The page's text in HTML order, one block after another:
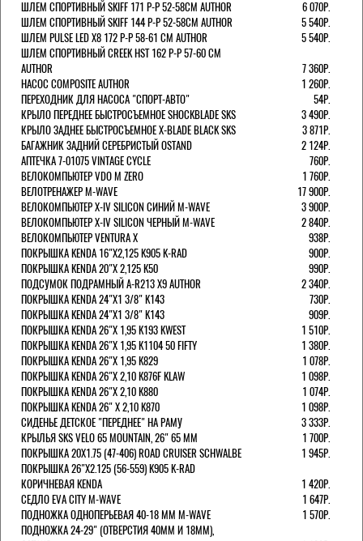
ШЛЕМ СПОРТИВНЫЙ SKIFF 171 Р-Р 52-58СМ AUTHOR
6 070Р.
ШЛЕМ СПОРТИВНЫЙ SKIFF 144 Р-Р 52-58СМ AUTHOR
5 540Р.
ШЛЕМ PULSE LED X8 172 Р-Р 58-61 СМ AUTHOR
5 540Р.
ШЛЕМ СПОРТИВНЫЙ CREEK HST 162 Р-Р 57-60 СМ
AUTHOR
7 360Р.
НАСОС COMPOSITE AUTHOR
1 260Р.
ПЕРЕХОДНИК ДЛЯ НАСОСА "СПОРТ-АВТО"
54Р.
КРЫЛО ПЕРЕДНЕЕ БЫСТРОСЪЕМНОЕ SHOCKBLADE SKS
3 490Р.
КРЫЛО ЗАДНЕЕ БЫСТРОСЪЕМНОЕ X-BLADE BLACK SKS
3 871Р.
БАГАЖНИК ЗАДНИЙ СЕРЕБРИСТЫЙ OSTAND
2 124Р.
АПТЕЧКА 7-01075 VINTAGE CYCLE
760Р.
ВЕЛОКОМПЬЮТЕР VDO M ZERO
1 760Р.
ВЕЛОТРЕНАЖЕР M-WAVE
17 900Р.
ВЕЛОКОМПЬЮТЕР X-IV SILICON СИНИЙ M-WAVE
3 900Р.
ВЕЛОКОМПЬЮТЕР X-IV SILICON ЧЕРНЫЙ M-WAVE
2 840Р.
ВЕЛОКОМПЬЮТЕР VENTURA Х
938Р.
ПОКРЫШКА KENDA 16"Х2,125 K905 K-RAD
900Р.
ПОКРЫШКА KENDA 20"Х 2,125 K50
990Р.
ПОДСУМОК ПОДРАМНЫЙ A-R213 X9 AUTHOR
2 340Р.
ПОКРЫШКА KENDA 24"Х1 3/8" K143
730Р.
ПОКРЫШКА KENDA 24"Х1 3/8" K143
909Р.
ПОКРЫШКА KENDA 26"Х 1,95 K193 KWEST
1 510Р.
ПОКРЫШКА KENDA 26"Х 1,95 K1104 50 FIFTY
1 380Р.
ПОКРЫШКА KENDA 26"Х 1,95 K829
1 078Р.
ПОКРЫШКА KENDA 26"Х 2,10 K876F KLAW
1 098Р.
ПОКРЫШКА KENDA 26"Х 2,10 K880
1 074Р.
ПОКРЫШКА KENDA 26" Х 2,10 K870
1 098Р.
СИДЕНЬЕ ДЕТСКОЕ "ПЕРЕДНЕЕ" НА РАМУ
3 333Р.
КРЫЛЬЯ SKS VELO 65 MOUNTAIN, 26" 65 ММ
1 700Р.
ПОКРЫШКА 20X1.75 (47-406) ROAD CRUISER SCHWALBE
1 945Р.
ПОКРЫШКА 26"Х2.125 (56-559) K905 K-RAD
КОРИЧНЕВАЯ KENDA
1 420Р.
СЕДЛО EVA CITY M-WAVE
1 647Р.
ПОДНОЖКА ОДНОПЕРЬЕВАЯ 40-18 ММ M-WAVE
1 570Р.
ПОДНОЖКА 24-29" (ОТВЕРСТИЯ 40ММ И 18ММ),